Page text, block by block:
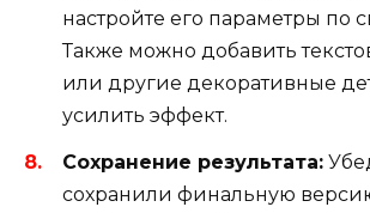
настройте его параметры по
Также можно добавить
или другие декоративные
усилить эффект.
Сохранение результата:
сохранили финальную